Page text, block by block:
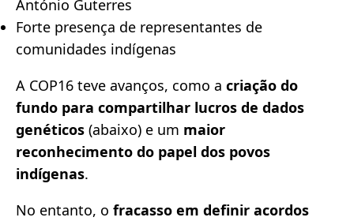
António Guterres
Forte presença de representantes de
comunidades indígenas
A COP16 teve avanços, como a criação do
fundo para compartilhar lucros de dados
genéticos (abaixo) e um maior
reconhecimento do papel dos povos
indígenas.
No entanto, o fracasso em definir acordos